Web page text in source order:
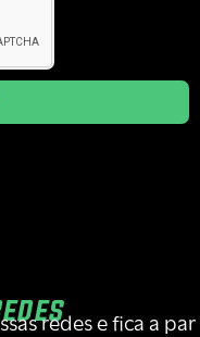
redes e fica a par